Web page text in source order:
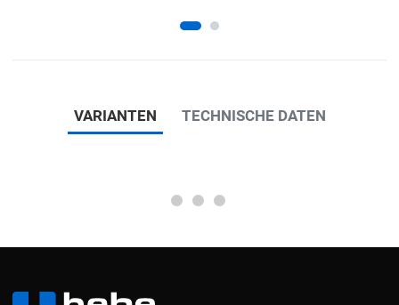
VARIANTEN TECHNISCHE DATEN